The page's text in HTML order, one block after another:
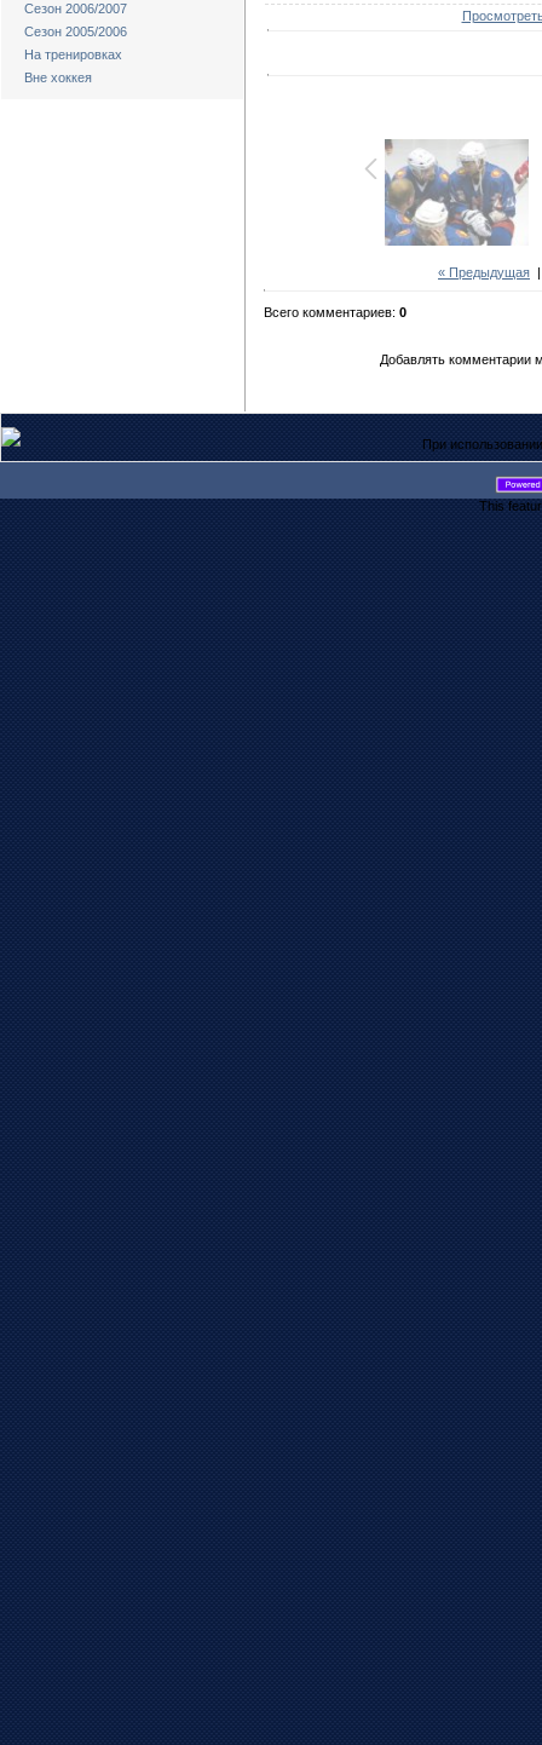
Сезон 2006/2007
Сезон 2005/2006
На тренировках
Вне хоккея
« Предыдущая
Всего комментариев: 0
Добавлять комментарии
При
This